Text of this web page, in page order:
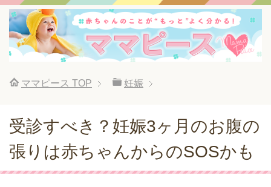
ママピース TOP 妊娠
受診すべき？妊娠3ヶ月のお腹の
張りは赤ちゃんからのSOSかも